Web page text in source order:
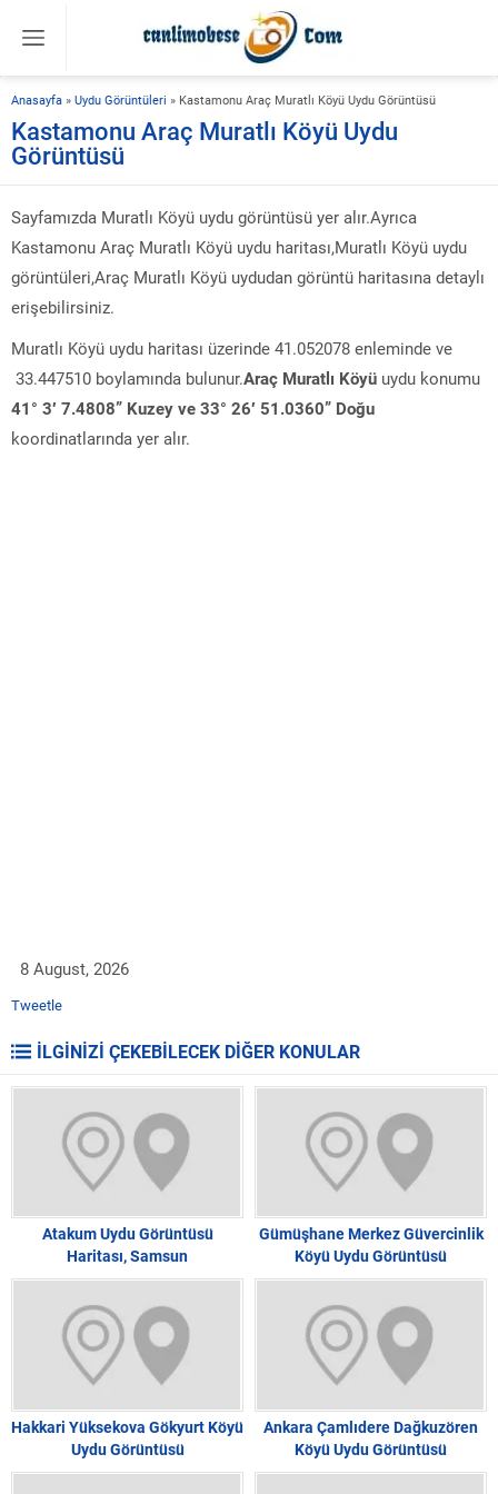
Anasayfa » Uydu Görüntüleri » Kastamonu Araç Muratlı Köyü Uydu Görüntüsü
Kastamonu Araç Muratlı Köyü Uydu
Görüntüsü
Sayfamızda Muratlı Köyü uydu görüntüsü yer alır.Ayrıca
Kastamonu Araç Muratlı Köyü uydu haritası,Muratlı Köyü uydu
görüntüleri,Araç Muratlı Köyü uydudan görüntü haritasına detaylı
erişebilirsiniz.
Muratlı Köyü uydu haritası üzerinde 41.052078 enleminde ve
33.447510 boylamında bulunur.Araç Muratlı Köyü uydu konumu
41° 3′ 7.4808” Kuzey ve 33° 26′ 51.0360” Doğu
koordinatlarında yer alır.
8 August, 2026
Tweetle
İLGİNİZİ ÇEKEBİLECEK DİĞER KONULAR
Atakum Uydu Görüntüsü
Haritası, Samsun
Gümüşhane Merkez Güvercinlik
Köyü Uydu Görüntüsü
Hakkari Yüksekova Gökyurt Köyü
Uydu Görüntüsü
Ankara Çamlıdere Dağkuzören
Köyü Uydu Görüntüsü